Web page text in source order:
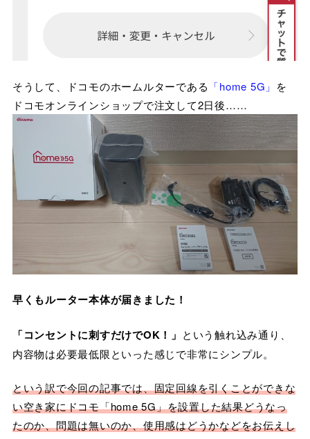
そうして、ドコモのホームルターである 「home 5G」 を
ドコモオンラインショップで注文して2日後……
早くもルーター本体が届きました！
「コンセントに刺すだけでOK！」 という触れ込み通り、
内容物は必要最低限といった感じで非常にシンプル。
という訳で今回の記事では、固定回線を引くことができな
い空き家にドコモ「home 5G」を設置した結果どうなっ
たのか、問題は無いのか、使用感はどうかなどをお伝えし